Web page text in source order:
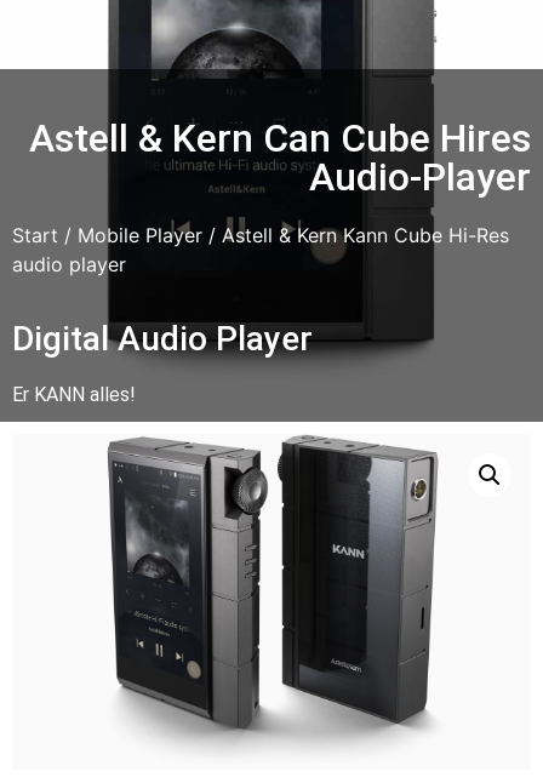
Astell & Kern Can Cube Hires
Audio-Player
Start / Mobile Player / Astell & Kern Kann Cube Hi-Res
audio player
Digital Audio Player
Er KANN alles!